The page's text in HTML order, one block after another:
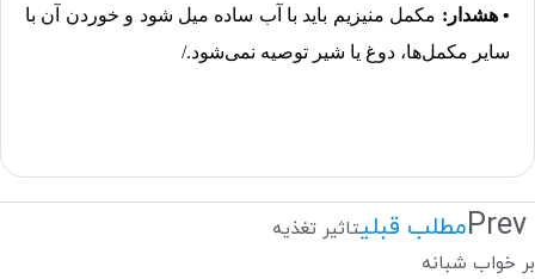
• هشدار: مکمل منیزیم باید با آب ساده میل شود و خوردن آن با
سایر مکمل‌ها، دوغ یا شیر توصیه نمی‌شود./
Prevمطلب قبلیتاثیر تغذیه
بر خواب شبانه